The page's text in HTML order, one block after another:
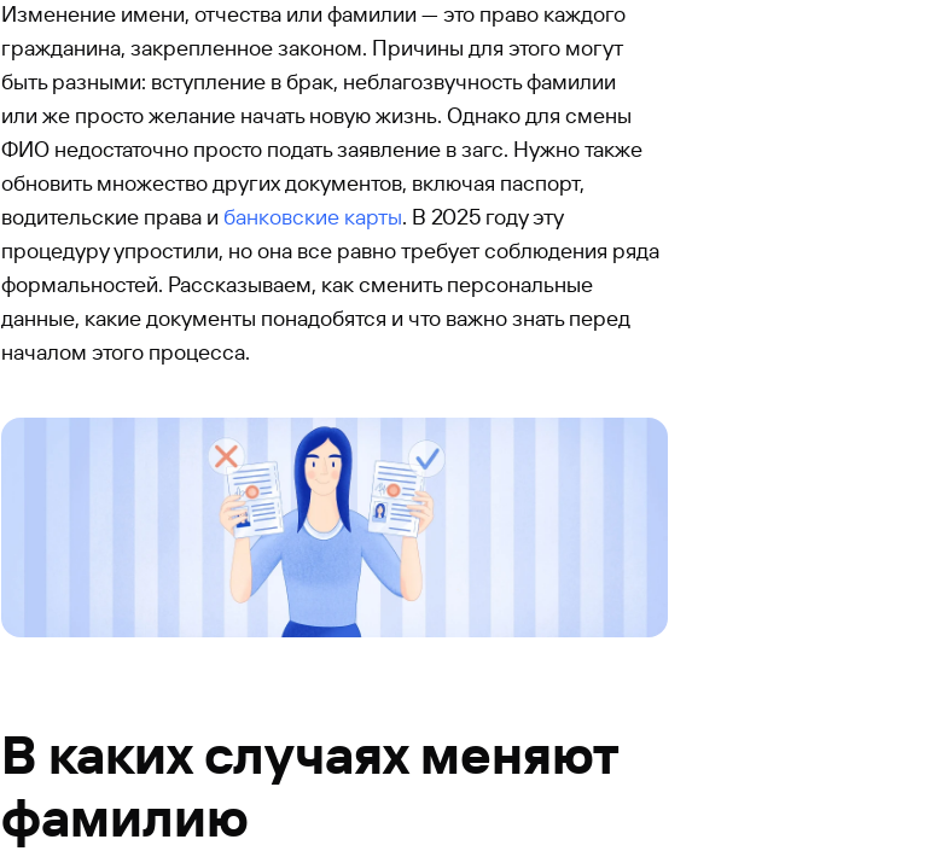
Изменение имени, отчества или фамилии — это право каждого
гражданина, закрепленное законом. Причины для этого могут
быть разными: вступление в брак, неблагозвучность фамилии
или же просто желание начать новую жизнь. Однако для смены
ФИО недостаточно просто подать заявление в загс. Нужно также
обновить множество других документов, включая паспорт,
водительские права и банковские карты. В 2025 году эту
процедуру упростили, но она все равно требует соблюдения ряда
формальностей. Рассказываем, как сменить персональные
данные, какие документы понадобятся и что важно знать перед
началом этого процесса.
В каких случаях меняют
фамилию